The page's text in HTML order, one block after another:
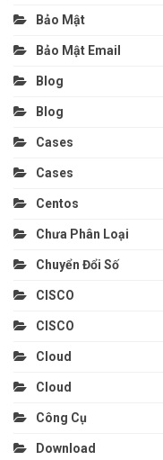
Bảo Mật
Bảo Mật Email
Blog
Blog
Cases
Cases
Centos
Chưa Phân Loại
Chuyển Đổi Số
CISCO
CISCO
Cloud
Cloud
Công Cụ
Download